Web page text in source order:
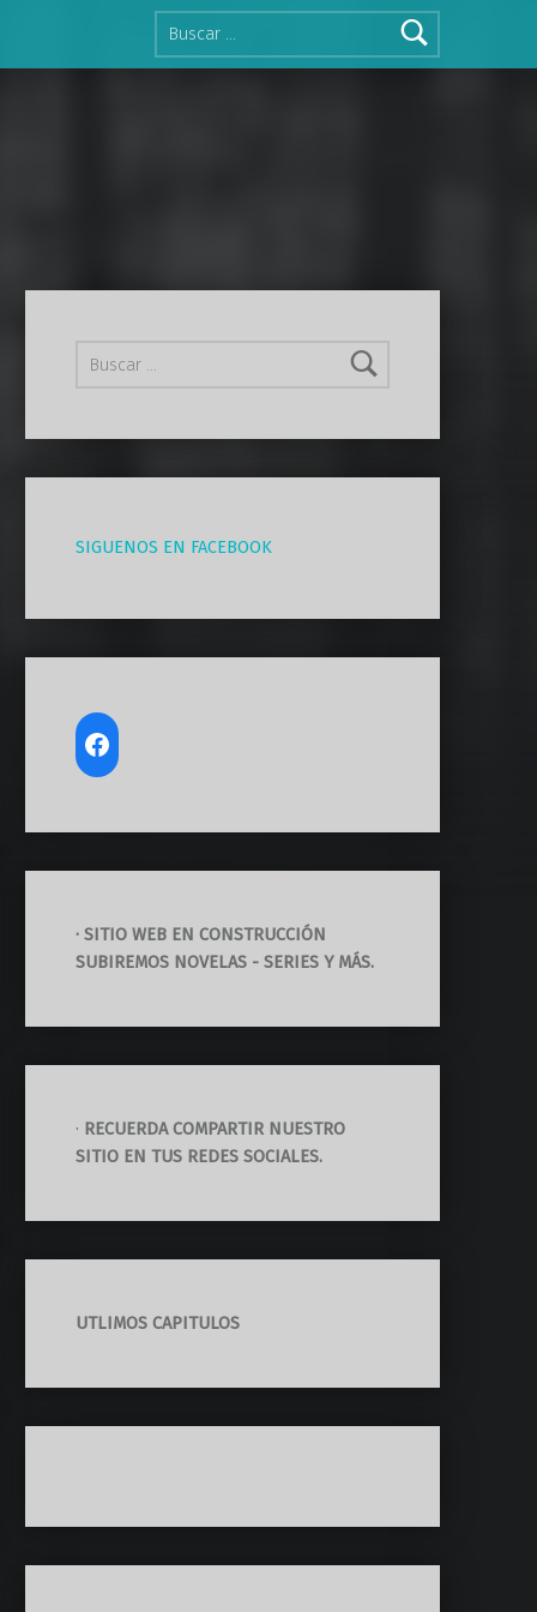
Buscar:
SIGUENOS EN FACEBOOK
· SITIO WEB EN CONSTRUCCIÓN
SUBIREMOS NOVELAS - SERIES Y MÁS.
· RECUERDA COMPARTIR NUESTRO
SITIO EN TUS REDES SOCIALES.
UTLIMOS CAPITULOS